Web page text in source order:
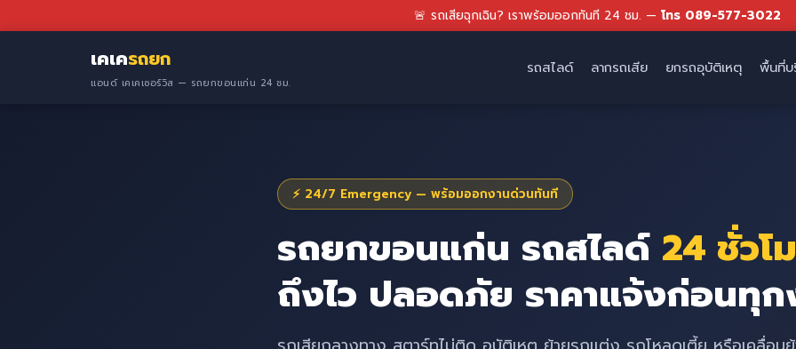
🚨 รถเสียฉุกเฉิน? เราพร้อมออกทันที 24 ชม. — โทร 089-577-3022
เคเครถยก
แอนด์ เคเคเซอร์วิส — รถยกขอนแก่น 24 ชม.
รถสไลด์ ลากรถเสีย ยกรถอุบัติเหตุ พื้นที่บ
⚡ 24/7 Emergency — พร้อมออกงานด่วนทันที
รถยกขอนแก่น รถสไลด์ 24 ชั่วโ
ถึงไว ปลอดภัย ราคาแจ้งก่อนทุก